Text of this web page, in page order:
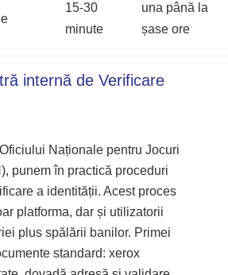
15-30
minute
una până la
șase ore
internă de Verificare
Naționale pentru Jocuri
punem în practică proceduri
a identității. Acest proces
platforma, dar și utilizatorii
plus spălării banilor. Primei
standard: xerox